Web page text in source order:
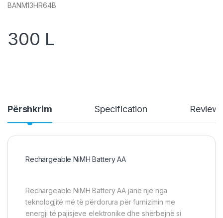
BANM13HR64B
300 L
Përshkrim Specification
Rechargeable NiMH Battery AA
Rechargeable NiMH Battery AA janë një nga
teknologjitë më të përdorura për furnizimin me
energji të pajisjeve elektronike dhe shërbejnë si